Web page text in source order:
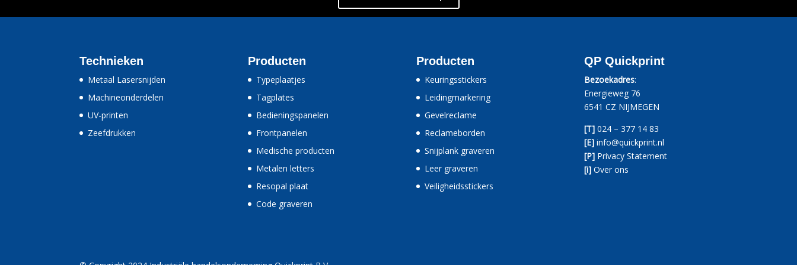
Technieken
Metaal Lasersnijden
Machineonderdelen
UV-printen
Zeefdrukken
Producten
Typeplaatjes
Tagplates
Bedieningspanelen
Frontpanelen
Medische producten
Metalen letters
Resopal plaat
Code graveren
Producten
Keuringsstickers
Leidingmarkering
Gevelreclame
Reclameborden
Snijplank graveren
Leer graveren
Veiligheidsstickers
QP Quickprint
Bezoekadres:
Energieweg 76
6541 CZ NIJMEGEN
[T]024 – 377 14 83
[E] info@quickprint.nl
[P] Privacy Statement
[i] Over ons